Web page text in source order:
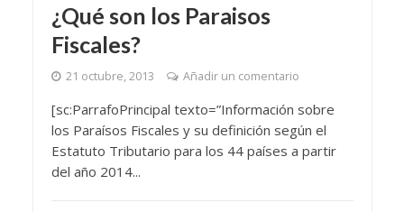
¿Qué son los Paraisos
Fiscales?
21 octubre, 2013 Añadir un comentario
[sc:ParrafoPrincipal texto=”Información sobre
los Paraísos Fiscales y su definición según el
Estatuto Tributario para los 44 países a partir
del año 2014...